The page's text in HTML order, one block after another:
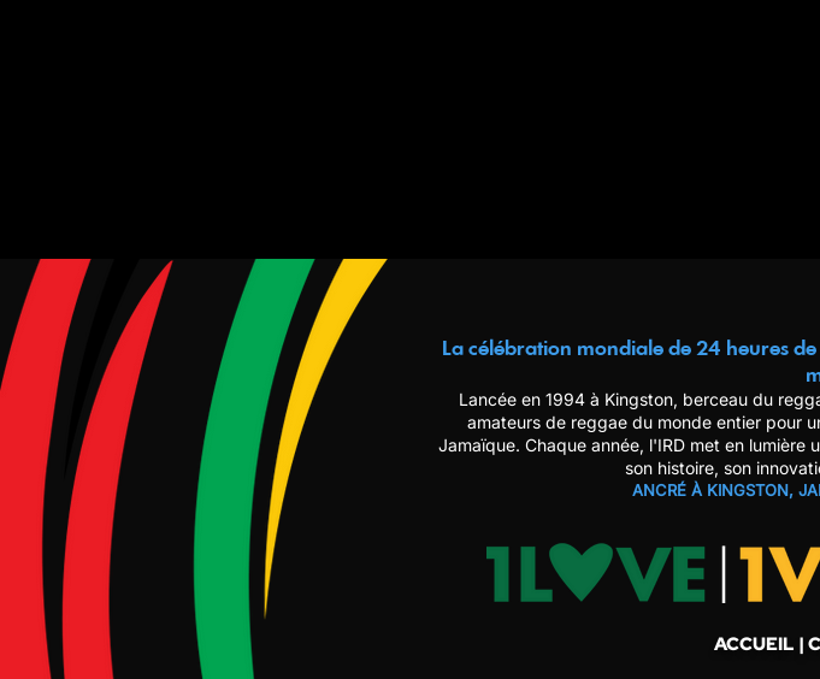
La célébration mondiale de 24 heures
Lancée en 1994 à Kingston, berceau du
amateurs de reggae du monde entier pour
Jamaïque. Chaque année, l'IRD met en
son histoire, son
ANCRÉ À KINGSTON,
ACCUEIL |